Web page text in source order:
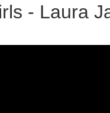
- Laura